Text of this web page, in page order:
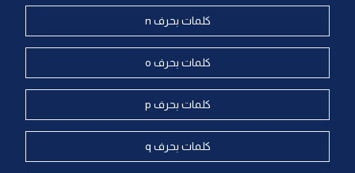
كلمات بحرف n
كلمات بحرف o
كلمات بحرف p
كلمات بحرف q